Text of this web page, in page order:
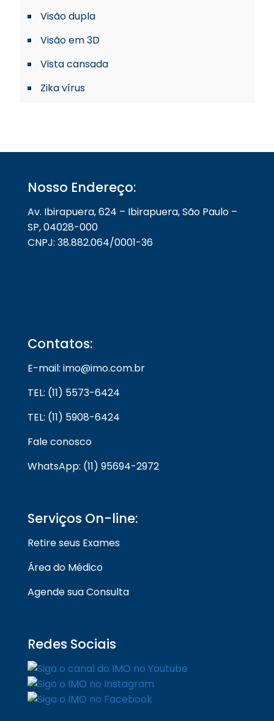
Visão dupla
Visão em 3D
Vista cansada
Zika vírus
Nosso Endereço:
Av. Ibirapuera, 624 – Ibirapuera, São Paulo –
SP, 04028-000
CNPJ: 38.882.064/0001-36
Contatos:
E-mail: imo@imo.com.br
TEL: (11) 5573-6424
TEL: (11) 5908-6424
Fale conosco
WhatsApp: (11) 95694-2972
Serviços On-line:
Retire seus Exames
Área do Médico
Agende sua Consulta
Redes Sociais